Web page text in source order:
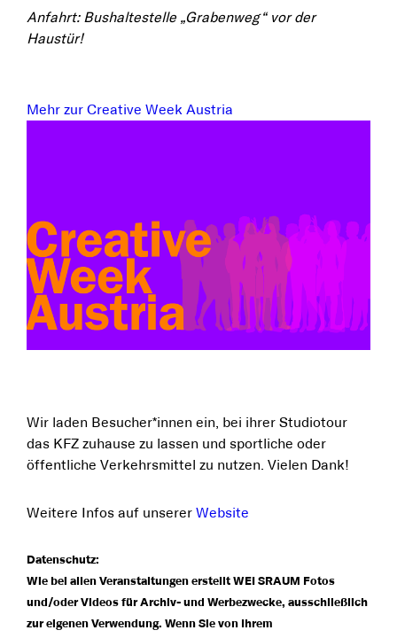
Anfahrt: Bushaltestelle „Grabenweg“ vor der
Haustür!
Mehr zur Creative Week Austria
Wir laden Besucher*innen ein, bei ihrer Studiotour
das KFZ zuhause zu lassen und sportliche oder
öffentliche Verkehrsmittel zu nutzen. Vielen Dank!
Weitere Infos auf unserer Website
Datenschutz:
Wie bei allen Veranstaltungen erstellt WEI SRAUM Fotos
und/oder Videos für Archiv- und Werbezwecke, ausschließlich
zur eigenen Verwendung. Wenn Sie von Ihrem